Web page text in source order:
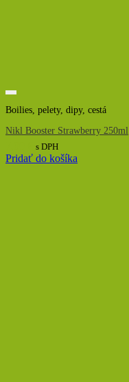
Boilies, pelety, dipy, cestá
Nikl Booster Strawberry 250ml
s DPH
Pridať do košíka